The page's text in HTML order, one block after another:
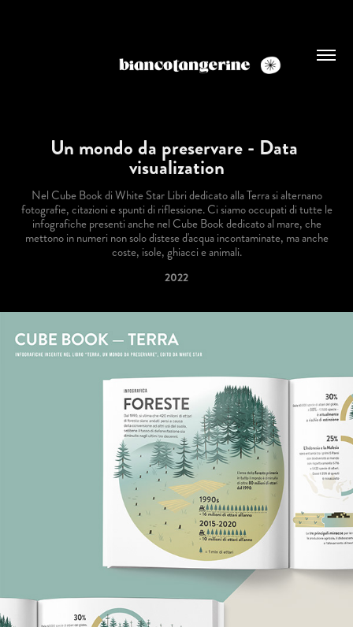
Un mondo da preservare - Data
visualization
Nel Cube Book di White Star Libri dedicato alla Terra si alternano
fotografie, citazioni e spunti di riflessione. Ci siamo occupati di tutte le
infografiche presenti anche nel Cube Book dedicato al mare, che
mettono in numeri non solo distese d'acqua incontaminate, ma anche
coste, isole, ghiacci e animali.
2022